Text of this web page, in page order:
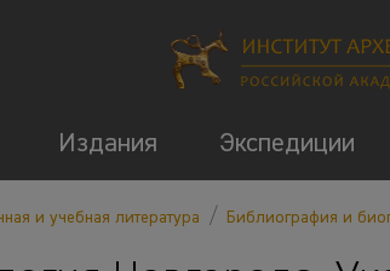
Издания Экспедиции
и учебная литература / Библиография и